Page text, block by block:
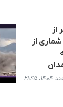
از ۱۰۰ نفر از
شماری از